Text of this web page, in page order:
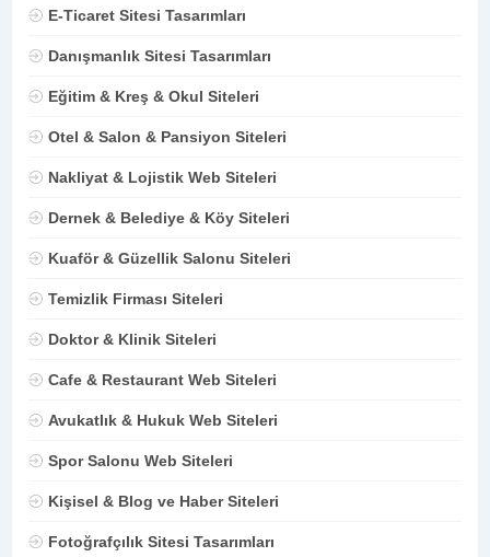
E-Ticaret Sitesi Tasarımları
Danışmanlık Sitesi Tasarımları
Eğitim & Kreş & Okul Siteleri
Otel & Salon & Pansiyon Siteleri
Nakliyat & Lojistik Web Siteleri
Dernek & Belediye & Köy Siteleri
Kuaför & Güzellik Salonu Siteleri
Temizlik Firması Siteleri
Doktor & Klinik Siteleri
Cafe & Restaurant Web Siteleri
Avukatlık & Hukuk Web Siteleri
Spor Salonu Web Siteleri
Kişisel & Blog ve Haber Siteleri
Fotoğrafçılık Sitesi Tasarımları